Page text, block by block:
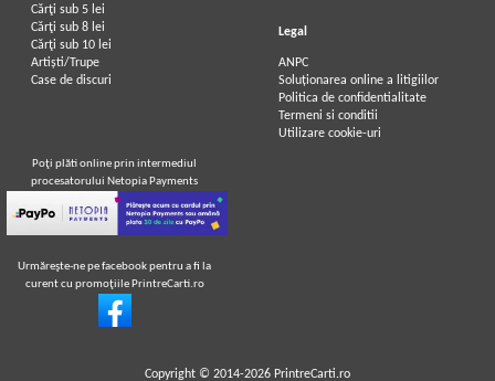
Cărţi sub 5 lei
Cărţi sub 8 lei
Cărţi sub 10 lei
Artiști/Trupe
Case de discuri
Legal
ANPC
Soluționarea online a litigiilor
Politica de confidentialitate
Termeni si conditii
Utilizare cookie-uri
Poţi plăti online prin intermediul
procesatorului Netopia Payments
Urmăreşte-ne pe facebook pentru a fi la
curent cu promoţiile PrintreCarti.ro
Copyright © 2014-2026 PrintreCarti.ro